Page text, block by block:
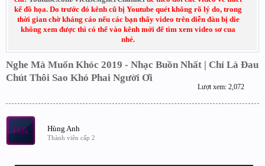
kế đồ họa. Do trước đó kênh cũ bị Youtube quét không rõ lý do, trong
thời gian chờ kháng cáo nếu các bạn thấy video trên diễn đàn bị die
không xem được thì có thể vào kênh mới để tìm xem video sơ cua
nhé.
Nghe Mà Muốn Khóc 2019 - Nhạc Buồn Nhất | Chỉ Là Đau
Chút Thôi Sao Khó Phai Người Ơi
Lượt xem: 2,072
Hùng Anh
Thành viên cấp 2